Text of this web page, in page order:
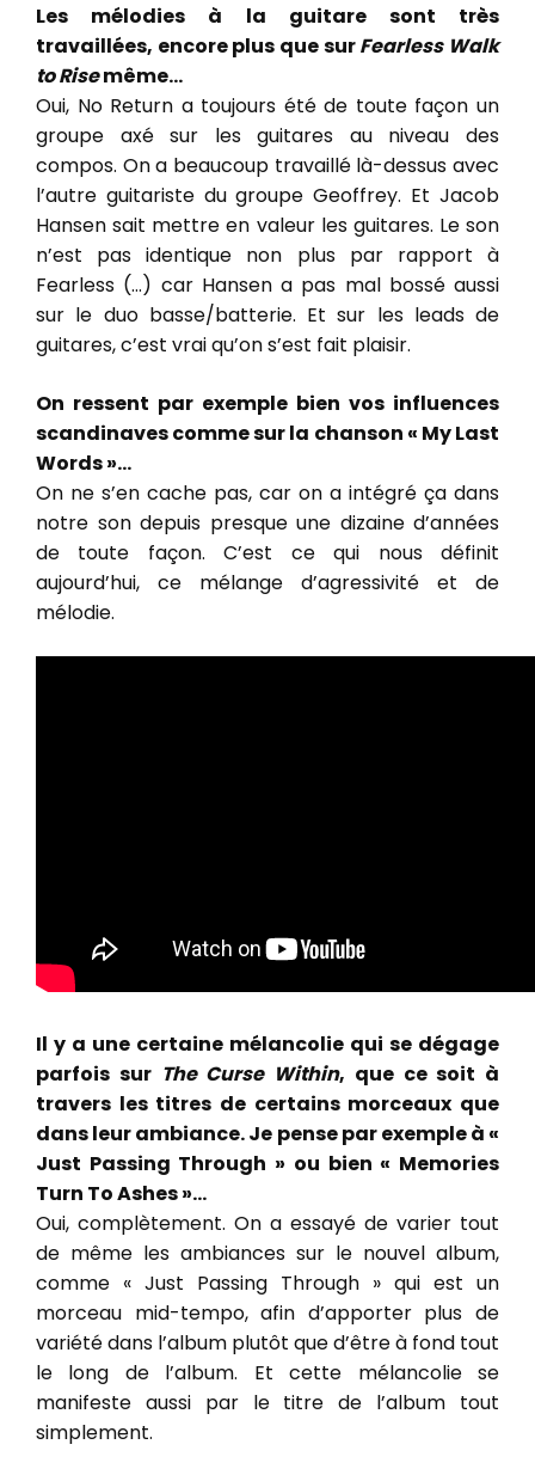
Les mélodies à la guitare sont très
travaillées, encore plus que surFearless Walk
to Risemême…
Oui, No Return a toujours été de toute façon un
groupe axé sur les guitares au niveau des
compos. On a beaucoup travaillé là-dessus avec
l’autre guitariste du groupe Geoffrey. Et Jacob
Hansen sait mettre en valeur les guitares. Le son
n’est pas identique non plus par rapport à
Fearless (…) car Hansen a pas mal bossé aussi
sur le duo basse/batterie. Et sur les leads de
guitares, c’est vrai qu’on s’est fait plaisir.
On ressent par exemple bien vos influences
scandinaves comme sur la chanson « My Last
Words »…
On ne s’en cache pas, car on a intégré ça dans
notre son depuis presque une dizaine d’années
de toute façon. C’est ce qui nous définit
aujourd’hui, ce mélange d’agressivité et de
mélodie.
Il y a une certaine mélancolie qui se dégage
parfois sur The Curse Within, que ce soit à
travers les titres de certains morceaux que
dans leur ambiance. Je pense par exemple à «
Just Passing Through » ou bien « Memories
Turn To Ashes »…
Oui, complètement. On a essayé de varier tout
de même les ambiances sur le nouvel album,
comme « Just Passing Through » qui est un
morceau mid-tempo, afin d’apporter plus de
variété dans l’album plutôt que d’être à fond tout
le long de l’album. Et cette mélancolie se
manifeste aussi par le titre de l’album tout
simplement.